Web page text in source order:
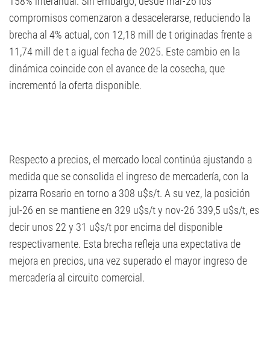
compromisos comenzaron a desacelerarse, reduciendo la
brecha al 4% actual, con 12,18 mill de t originadas frente a
11,74 mill de t a igual fecha de 2025. Este cambio en la
dinámica coincide con el avance de la cosecha, que
incrementó la oferta disponible.
Respecto a precios, el mercado local continúa ajustando a
medida que se consolida el ingreso de mercadería, con la
pizarra Rosario en torno a 308 u$s/t. A su vez, la posición
jul-26 en se mantiene en 329 u$s/t y nov-26 339,5 u$s/t, es
decir unos 22 y 31 u$s/t por encima del disponible
respectivamente. Esta brecha refleja una expectativa de
mejora en precios, una vez superado el mayor ingreso de
mercadería al circuito comercial.